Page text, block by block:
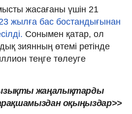
жасағаны үшін 21
жылға бас бостандығынан
Сонымен қатар, ол
зиянның өтемі ретінде
теңге төлеуге
жаңалықтарды
оқыңыздар>>